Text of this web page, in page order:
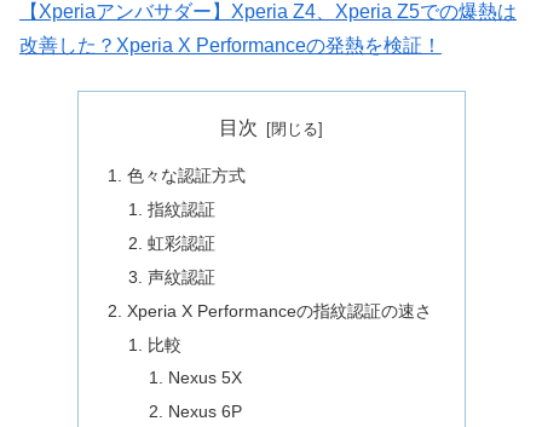
【Xperiaアンバサダー】Xperia Z4、Xperia Z5での爆熱は
改善した？Xperia X Performanceの発熱を検証！
目次
色々な認証方式
指紋認証
虹彩認証
声紋認証
Xperia X Performanceの指紋認証の速さ
比較
Nexus 5X
Nexus 6P